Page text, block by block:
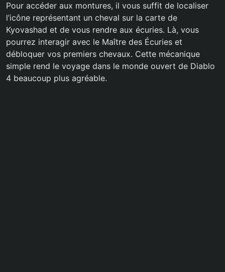
Pour accéder aux montures, il vous suffit de localiser
l’icône représentant un cheval sur la carte de
Kyovashad et de vous rendre aux écuries. Là, vous
pourrez interagir avec le Maître des Écuries et
débloquer vos premiers chevaux. Cette mécanique
simple rend le voyage dans le monde ouvert de Diablo
4 beaucoup plus agréable.